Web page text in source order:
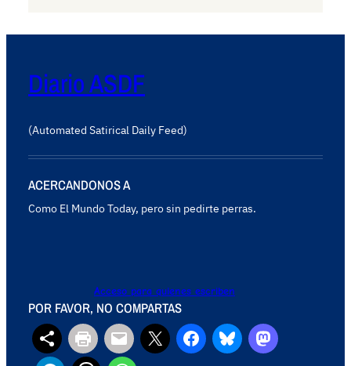
Diario ASDF
(Automated Satirical Daily Feed)
ACERCANDONOS A
Como El Mundo Today, pero sin pedirte perras.
Acceso para quienes escriben
POR FAVOR, NO COMPARTAS